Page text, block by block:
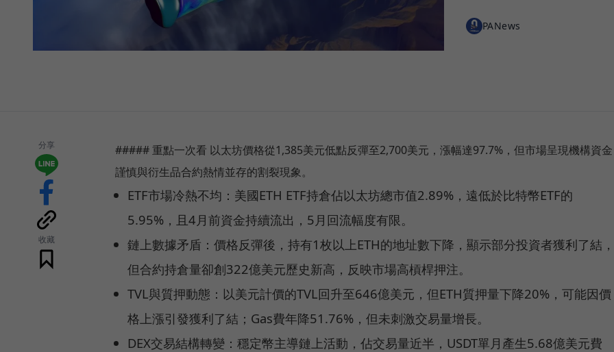
PANews
分享
收藏
##### 重點一次看 以太坊價格從1,385美元低點反彈至2,700美元，漲幅達97.7%，但市場呈現機構資金
謹慎與衍生品合約熱情並存的割裂現象。
ETF市場冷熱不均：美國ETH ETF持倉佔以太坊總市值2.89%，遠低於比特幣ETF的
5.95%，且4月前資金持續流出，5月回流幅度有限。
鏈上數據矛盾：價格反彈後，持有1枚以上ETH的地址數下降，顯示部分投資者獲利了結
但合約持倉量卻創322億美元歷史新高，反映市場高槓桿押注。
TVL與質押動態：以美元計價的TVL回升至646億美元，但ETH質押量下降20%，可能因價
格上漲引發獲利了結；Gas費年降51.76%，但未刺激交易量增長。
DEX交易結構轉變：穩定幣主導鏈上活動，佔交易量近半，USDT單月產生5.68億美元費